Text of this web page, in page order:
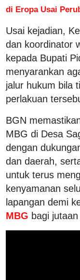
di Eropa Usai
Usai kejadian,
dan koordinator
kepada Bupati
menyarankan
jalur hukum bila
perlakuan
BGN
MBG di Desa
dengan
dan daerah,
untuk terus
kenyamanan
lapangan demi
MBG bagi